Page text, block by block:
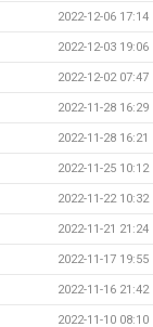
2022-12-06 17:14
2022-12-03 19:06
2022-12-02 07:47
2022-11-28 16:29
2022-11-28 16:21
2022-11-25 10:12
2022-11-22 10:32
2022-11-21 21:24
2022-11-17 19:55
2022-11-16 21:42
2022-11-10 08:10